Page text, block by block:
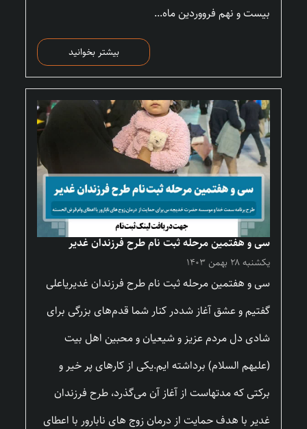
بیست و نهم فرووردین ماه...
بیشتر بخوانید
سی و هفتمین مرحله ثبت نام طرح فرزندان غدیر
یکشنبه ۲۸ بهمن ۱۴۰۳
سی و هفتمین مرحله ثبت نام طرح فرزندان غدیریاعلی
گفتیم و عشق آغاز شددر کنار شما قدم‌های بزرگی برای
شادی دل مردم عزیز و شیعیان و محبین اهل بیت
(علیهم السلام) برداشته ایم.یکی از کارهای پر خیر و
برکتی که مدتهاست از آغاز آن می‌گذرد، طرح فرزندان
غدیر با هدف حمایت از درمان زوج های نابارور با اعطای